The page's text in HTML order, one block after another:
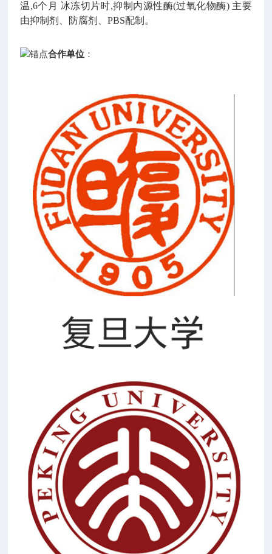
温,6个月 冰冻切片时,抑制内源性酶(过氧化物酶) 主要
由抑制剂、防腐剂、PBS配制。
合作单位 ：